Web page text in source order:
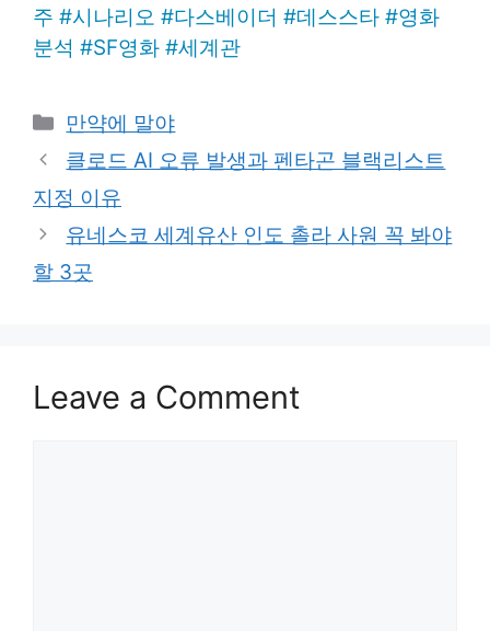
주 #시나리오 #다스베이더 #데스스타 #영화
분석 #SF영화 #세계관
Categories
만약에 말야
클로드 AI 오류 발생과 펜타곤 블랙리스트
지정 이유
유네스코 세계유산 인도 촐라 사원 꼭 봐야
할 3곳
Leave a Comment